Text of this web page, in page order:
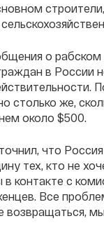
о рабском
в России
столько же,
около $500.
что Россия
тех, кто не
контакте с
Все
возвращаться,